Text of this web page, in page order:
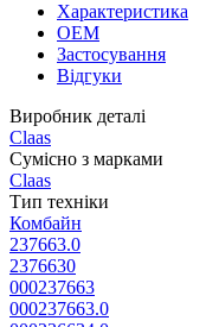
Характеристика
OEM
Застосування
Відгуки
Виробник деталі
Claas
Сумісно з марками
Claas
Тип техніки
Комбайн
237663.0
2376630
000237663
000237663.0